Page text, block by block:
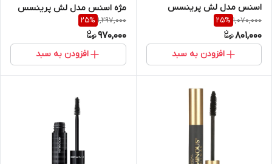
اسنس مدل لش پرینسس
Essence lash princess
mascara – Orange 12ml
1,070,000
25%
801,000
افزودن به سبد
مژه اسنس مدل لش پرینسس
مدل Essence Lash Princess
False Lash Effect Mascara
1,297,000
25%
970,000
افزودن به سبد